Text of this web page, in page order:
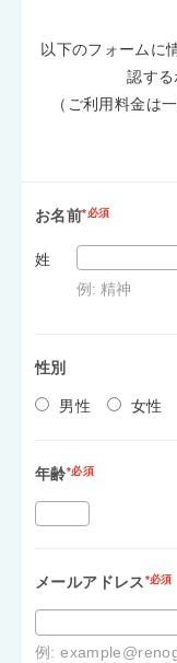
以下のフォームに
認する
（ご利用料金は
お名前*必須
姓
例: 精神
性別
男性 女性
年齢*必須
メールアドレス*必須
例: